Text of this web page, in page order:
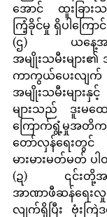
အောင် ထူးခြာ
ကြံ့ခိုင်မှု ရှိပါကြောင်
(ဌ)       ယန
အမျိုးသမီးများ၏
ကာကွယ်ပေးလျ
အမျိုးသမီးမျာ
များသည် ဒူးမထ
ကြောက်ရွံ့မှုအတိကင်
တော်လှန်ရေ
မားမားမတ်မတ် ပါ
(ဍ)       ၎င်း
အာဏာဖီဆန်ရေးလှု
လျက်ရှိပြီး ဗုံးကြဲ